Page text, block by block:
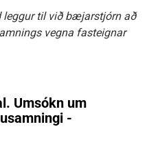
leggur til við bæjarstjórn að
vegna fasteignar
Umsókn um
-